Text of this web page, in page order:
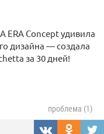
ERA Concept удивила
дизайна — создала
за 30 дней!
проблема (1)